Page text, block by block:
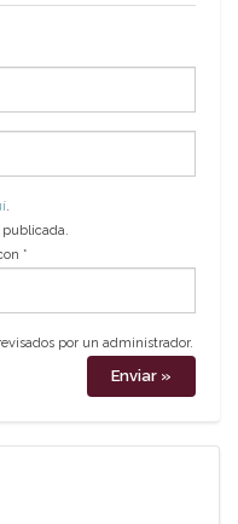
.
publicada.
*
por un administrador.